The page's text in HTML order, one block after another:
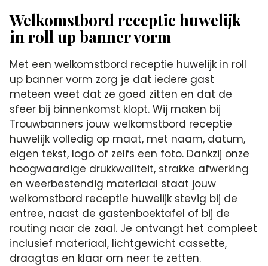
Welkomstbord receptie huwelijk
in roll up banner vorm
Met een welkomstbord receptie huwelijk in roll
up banner vorm zorg je dat iedere gast
meteen weet dat ze goed zitten en dat de
sfeer bij binnenkomst klopt. Wij maken bij
Trouwbanners jouw welkomstbord receptie
huwelijk volledig op maat, met naam, datum,
eigen tekst, logo of zelfs een foto. Dankzij onze
hoogwaardige drukkwaliteit, strakke afwerking
en weerbestendig materiaal staat jouw
welkomstbord receptie huwelijk stevig bij de
entree, naast de gastenboektafel of bij de
routing naar de zaal. Je ontvangt het compleet
inclusief materiaal, lichtgewicht cassette,
draagtas en klaar om neer te zetten.